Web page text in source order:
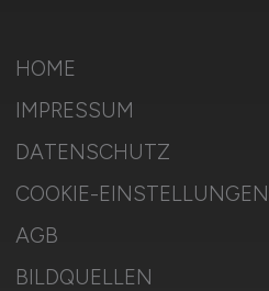
HOME
IMPRESSUM
DATENSCHUTZ
COOKIE-EINSTELLUNGEN
AGB
BILDQUELLEN